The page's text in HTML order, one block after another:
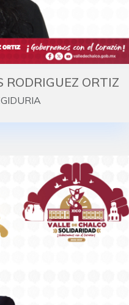
RODRIGUEZ ORTIZ